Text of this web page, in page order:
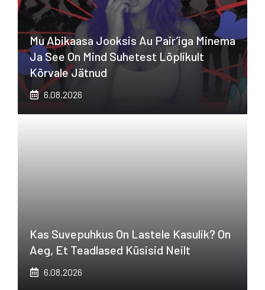
Mu Abikaasa Jooksis Au Pair’iga Minema
Ja See On Mind Suhetest Lõplikult
Kõrvale Jätnud
6.08.2026
Kas Suvepuhkus On Lastele Kasulik? On
Aeg, Et Teadlased Küsisid Neilt
6.08.2026